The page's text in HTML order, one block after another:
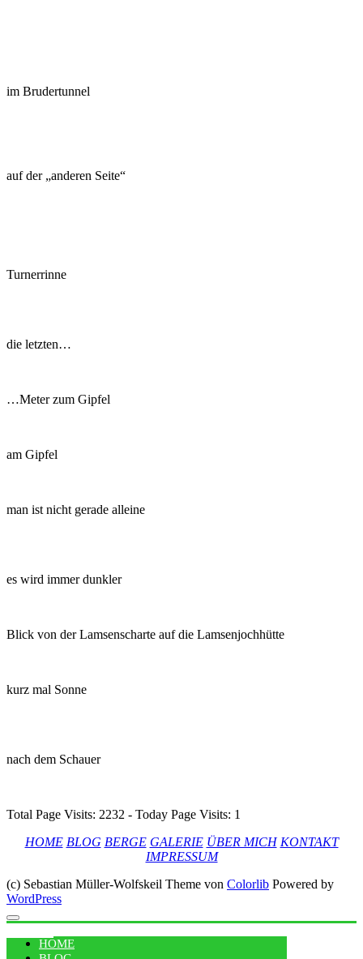
im Brudertunnel
auf der „anderen Seite“
Turnerrinne
die letzten…
…Meter zum Gipfel
am Gipfel
man ist nicht gerade alleine
es wird immer dunkler
Blick von der Lamsenscharte auf die Lamsenjochhütte
kurz mal Sonne
nach dem Schauer
Total Page Visits: 2232 - Today Page Visits: 1
HOME BLOG BERGE GALERIE ÜBER MICH KONTAKT
IMPRESSUM
(c) Sebastian Müller-Wolfskeil Theme von Colorlib Powered by
WordPress
HOME